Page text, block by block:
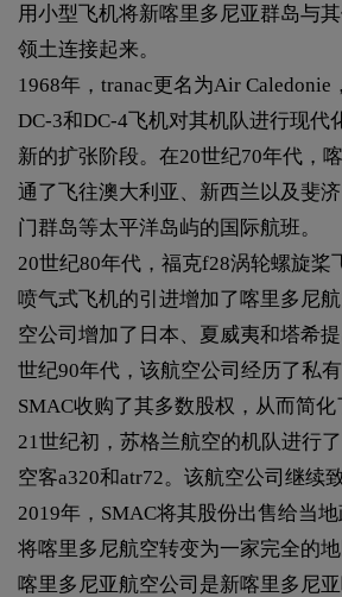
用小型飞机将新喀里多尼亚群岛与
领土连接起来。
1968年，tranac更名为Air
DC-3和DC-4飞机对其机队进行现代
新的扩张阶段。在20世纪70年代，
通了飞往澳大利亚、新西兰以及斐
门群岛等太平洋岛屿的国际航班。
20世纪80年代，福克f28涡轮螺旋桨
喷气式飞机的引进增加了喀里多尼
空公司增加了日本、夏威夷和塔希
世纪90年代，该航空公司经历了私
SMAC收购了其多数股权，从而简化
21世纪初，苏格兰航空的机队进行
空客a320和atr72。该航空公司继续
2019年，SMAC将其股份出售给当
将喀里多尼航空转变为一家完全的地
喀里多尼亚航空公司是新喀里多尼亚